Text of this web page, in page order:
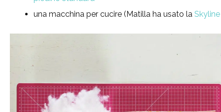
una macchina per cucire (Matilla ha usato la